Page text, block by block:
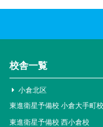
校舎一覧
小倉北区
東進衛星予備校 小倉大手町校
東進衛星予備校 西小倉校